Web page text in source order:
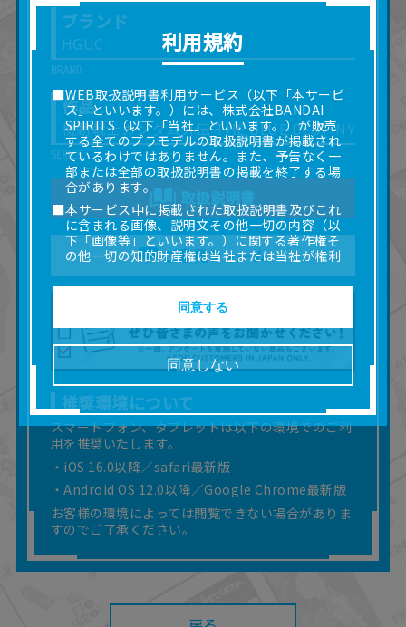
ブランド
HGUC
作品
機動戦士ガンダム外伝 THE BLUE DESTINY
取扱説明書
ご意見フォーム
推奨環境について
スマートフォン、タブレットは以下の環境でのご利
用を推奨いたします。
・iOS 16.0以降／safari最新版
・Android OS 12.0以降／Google Chrome最新版
お客様の環境によっては閲覧できない場合がありま
すのでご了承ください。
利用規約
■WEB取扱説明書利用サービス（以下「本サービ
ス」といいます。）には、株式会社BANDAI
SPIRITS（以下「当社」といいます。）が販売
する全てのプラモデルの取扱説明書が掲載され
ているわけではありません。また、予告なく一
部または全部の取扱説明書の掲載を終了する場
合があります。
■本サービス中に掲載された取扱説明書及びこれ
に含まれる画像、説明文その他一切の内容（以
下「画像等」といいます。）に関する著作権そ
の他一切の知的財産権は当社または当社が権利
■取扱説明書及び画像等の一部または全部を私的
使用（本サービス内の意見投稿の目的での画像
等の利用を含みます。）を超えて使用（複製、
複写、改変、掲示、頒布、配信、販売、出版等
を含むがこれに限りません。）することは禁止
いたします。
■掲載している取扱説明書は、お客様が購入され
た商品に同梱されたものと異なる場合がありま
す。
■対象商品仕様の変更などにより、取扱説明書の
内容は予告なく変更される場合があります。
■当社は、取扱説明書の正確性確保に努めており
ますが、取扱説明書の完全性を保証するもので
はありません。
■お客様のご利用環境によっては、本サービスを
ご利用いただけない場合があります。
■本サービスを利用したこと、または利用できな
たとしても、当社は何らの責任を負いません。
また、本サイトを利用したことによって、利用
同意しない
同意する